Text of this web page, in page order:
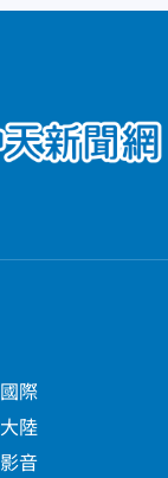
國際
大陸
影音